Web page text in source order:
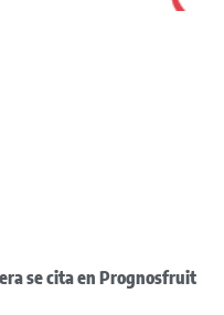
se cita en Prognosfruit